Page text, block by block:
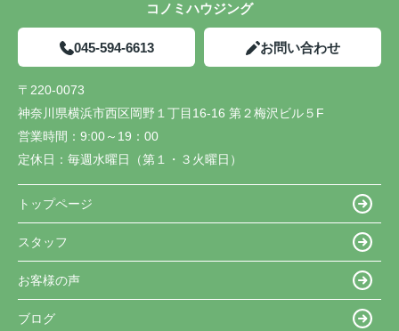
コノミハウジング
045-594-6613 お問い合わせ
〒220-0073
神奈川県横浜市西区岡野１丁目16-16 第２梅沢ビル５F
営業時間： 9:00～19：00
定休日： 毎週水曜日（第１・３火曜日）
トップページ
スタッフ
お客様の声
ブログ